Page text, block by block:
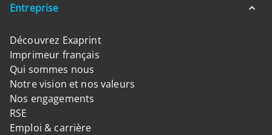
Entreprise
Découvrez Exaprint
Imprimeur français
Qui sommes nous
Notre vision et nos valeurs
Nos engagements
RSE
Emploi & carrière